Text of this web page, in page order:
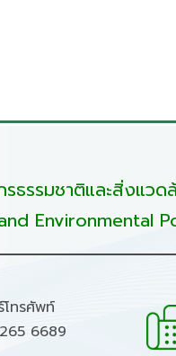
ธรรมชาติและสิ่งแวด
Environmental
โทรศัพท์
6689